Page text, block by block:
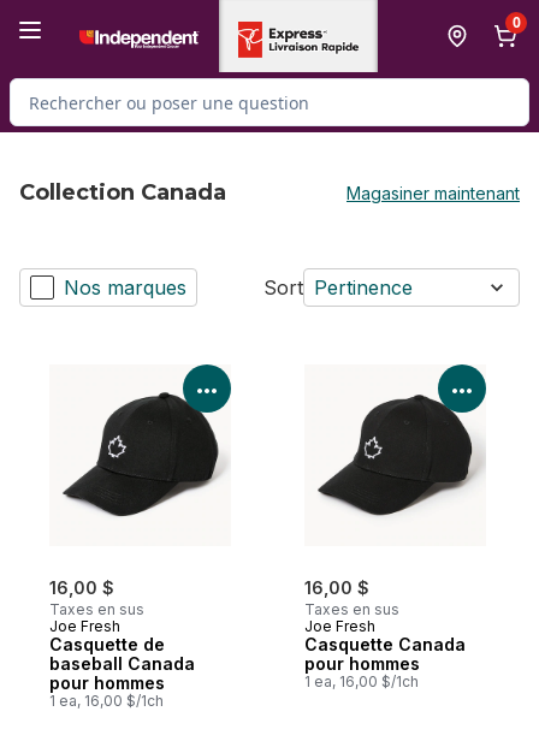
0
Rechercher des produits
Collection Canada Magasiner maintenant
Nos marques Sort Pertinence
16,00 $
Taxes en sus
Joe Fresh
Casquette de
baseball Canada
pour hommes
1 ea, 16,00 $/1ch
Voir les détails du produit
16,00 $
Taxes en sus
Joe Fresh
Casquette Canada
pour hommes
1 ea, 16,00 $/1ch
Voir